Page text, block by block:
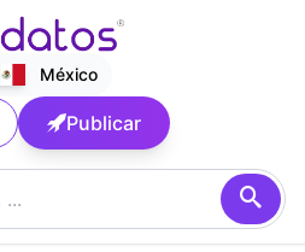
México
Publicar